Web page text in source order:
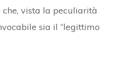
vista la peculiarità
sia il “legittimo